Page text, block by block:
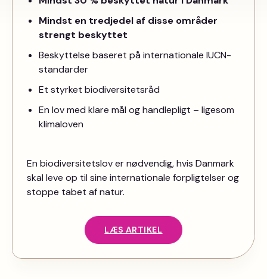
Mindst en tredjedel af disse områder
strengt beskyttet
Beskyttelse baseret på internationale IUCN-
standarder
Et styrket biodiversitetsråd
En lov med klare mål og handlepligt – ligesom
klimaloven
En biodiversitetslov er nødvendig, hvis Danmark
skal leve op til sine internationale forpligtelser og
stoppe tabet af natur.
LÆS ARTIKEL